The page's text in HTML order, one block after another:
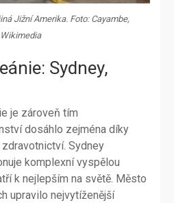
Jižní Amerika. Foto: Cayambe,
Wikimedia
Sydney,
je zároveň tím
dosáhlo zejména díky
Sydney
komplexní vyspělou
k nejlepším na světě. Město
upravilo nejvytíženější